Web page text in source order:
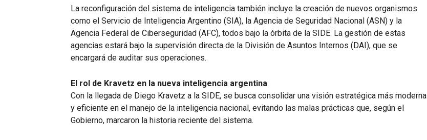
La reconfiguración del sistema de inteligencia también incluye la creación de nuevos organismos
como el Servicio de Inteligencia Argentino (SIA), la Agencia de Seguridad Nacional (ASN) y la
Agencia Federal de Ciberseguridad (AFC), todos bajo la órbita de la SIDE. La gestión de estas
agencias estará bajo la supervisión directa de la División de Asuntos Internos (DAI), que se
encargará de auditar sus operaciones.
El rol de Kravetz en la nueva inteligencia argentina
Con la llegada de Diego Kravetz a la SIDE, se busca consolidar una visión estratégica más moderna
y eficiente en el manejo de la inteligencia nacional, evitando las malas prácticas que, según el
Gobierno, marcaron la historia reciente del sistema.